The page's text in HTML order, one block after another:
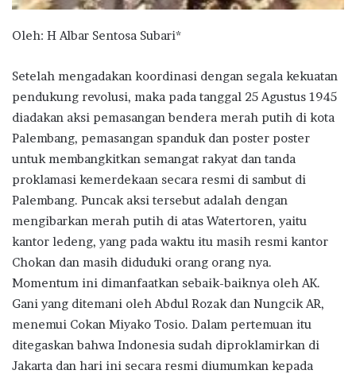
Oleh: H Albar Sentosa Subari*
Setelah mengadakan koordinasi dengan segala kekuatan
pendukung revolusi, maka pada tanggal 25 Agustus 1945
diadakan aksi pemasangan bendera merah putih di kota
Palembang, pemasangan spanduk dan poster poster
untuk membangkitkan semangat rakyat dan tanda
proklamasi kemerdekaan secara resmi di sambut di
Palembang. Puncak aksi tersebut adalah dengan
mengibarkan merah putih di atas Watertoren, yaitu
kantor ledeng, yang pada waktu itu masih resmi kantor
Chokan dan masih diduduki orang orang nya.
Momentum ini dimanfaatkan sebaik-baiknya oleh AK.
Gani yang ditemani oleh Abdul Rozak dan Nungcik AR,
menemui Cokan Miyako Tosio. Dalam pertemuan itu
ditegaskan bahwa Indonesia sudah diproklamirkan di
Jakarta dan hari ini secara resmi diumumkan kepada